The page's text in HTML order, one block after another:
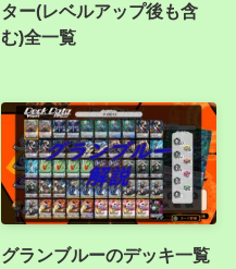
ター(レベルアップ後も含
む)全一覧
グランブルーのデッキ一覧